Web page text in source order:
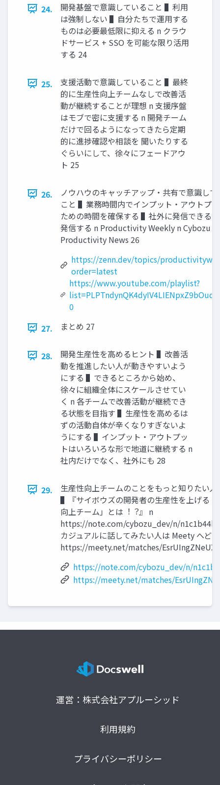
24.
開発基盤で意識していること ▌利⽤
は強制しない ▌⾃分たちで運⽤する
ものは必要最低限に抑える n クラウ
ドサービス + SSO を可能な限り活⽤
する 24
25.
⽀援活動で意識していること ▌最終
的に⽣産性向上チームなしで改善活
動が継続することが理想 n ⽀援序盤
はモブで密に⽀援する n 開発チーム
だけで回るようになってきたら定期
的に進捗確認や相談を 聞いたりする
ぐらいにして、徐々にフェードアウ
ト 25
26.
ノウハウのキャッチアップ・共有で意識して
こと ▌業務時間内でインプット・アウトプ
ための時間を確保する ▌社外に発信できる
発信する n Productivity Weekly n Cybozu
Productivity News 26
https://zenn.dev/topics/
order=latest
https://www.youtube.com/playlist?
0
27.
まとめ 27
28.
開発⽣産性を⾼めるヒント ▌改善活
動を推進したい⼈が動きやすいよう
にする ▌できるところから始め、
徐々に組織全体にスケールさせてい
く n 各チームで改善活動が継続でき
る状態を⽬指す ▌⽣産性を⾼めるは
ずの活動⾃体が⾟くなりすぎないよ
うにする ▌インプット・アウトプッ
トはいろいろな形で地道に継続する n
社内だけでなく、社外にも 28
29.
⽣産性向上チームのことをもっと知りたい⼈
▌『サイボウズの開発者の⽣産性を上げる「
向上チーム」とは︕︖』 n
https://note.com/cybozu_dev/n/
カジュアルに話してみたい⼈は Meety へど
https://meety.net/matches/EsrUIngZNeUX
https://note.com/cybozu_dev/n/
https://meety.net/matches/
運営：株式会社アプルーシッド
利用規約
プライバシーポリシー